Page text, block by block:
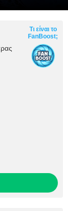
Τι είναι το
FanBoost;